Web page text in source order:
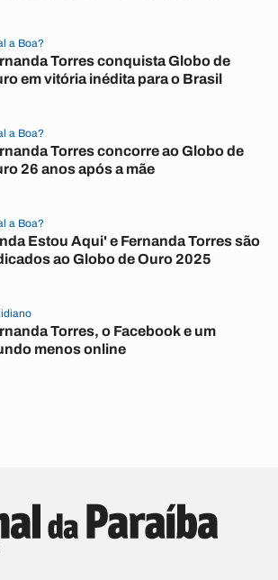
a Boa?
Torres conquista Globo de
em vitória inédita para o Brasil
a Boa?
Torres concorre ao Globo de
26 anos após a mãe
a Boa?
Estou Aqui' e Fernanda Torres são
ao Globo de Ouro 2025
Torres, o Facebook e um
menos online